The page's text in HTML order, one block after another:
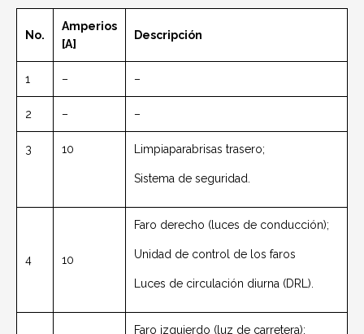
No.
Amperios
[A]
Descripción
1 – –
2 – –
3 10 Limpiaparabrisas trasero;
Sistema de seguridad.
4 10
Faro derecho (luces de conducción);
Unidad de control de los faros
Luces de circulación diurna (DRL).
Faro izquierdo (luz de carretera);